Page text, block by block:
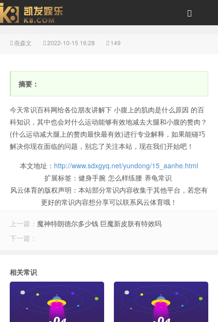
大腿和小腹的赘肉？(什
燕森文 2022-10-15 16:28 149
摘要：
今天常识百科网给各位朋友讲解下 小腹上的肌肉是什么原因 的百
科知识，其中也会对什么运动能够有效地减去大腿和小腹的赘肉？
(什么运动减大腿上的赘肉最快最有效)进行专业解释，如果能碰巧
解决你现在面临的问题，别忘了关注本站，现在我们开始吧！
本文地址： http://www.sdxgyq.net/yundong/15_aanhe.html
扩展标签： 健身手腕 怎么样练腰 养龟常识
风云体育的版权声明： 本站部分常识内容收集于其他平台，若您有
更好的常识内容想分享可以联系风云体育哦！
上一篇： 魔神特朗德尔多少钱 巨魔新皮肤有特效吗
下一篇：
相关常识